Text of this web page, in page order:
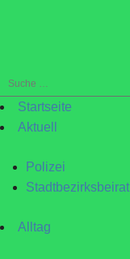
Suche
nach:Startseite
Aktuell
Polizei
Stadtbezirksbeirat
Alltag